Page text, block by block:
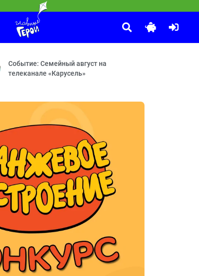
и волшебном стилусе — Дело о Прыжке во времени —
— Бум-бум-барашек — Аттракцион — Тайное общество
Смешарики
Принц для Нюши — Двигатель прогресса — Как здорово
Событие: Семейный август на
телеканале «Карусель»